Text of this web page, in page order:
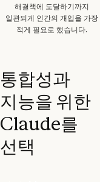
해결책에 도달하기까지
일관되게 인간의 개입을 가장
적게 필요로 했습니다.
통합성과
지능을 위한
Claude를
선택